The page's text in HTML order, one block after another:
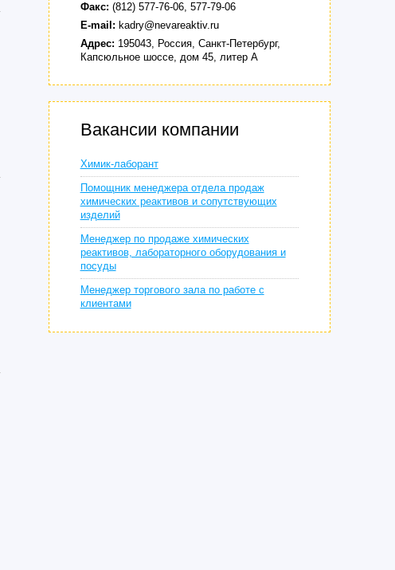
Факс: (812) 577-76-06, 577-79-06
E-mail: kadry@nevareaktiv.ru
Адрес: 195043, Россия, Санкт-Петербург,
Капсюльное шоссе, дом 45, литер А
Вакансии компании
Химик-лаборант
Помощник менеджера отдела продаж
химических реактивов и сопутствующих
изделий
Менеджер по продаже химических
реактивов, лабораторного оборудования и
посуды
Менеджер торгового зала по работе с
клиентами